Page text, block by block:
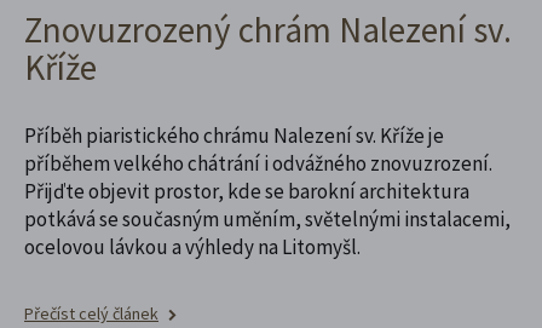
Znovuzrozený chrám Nalezení sv.
Kříže
Příběh piaristického chrámu Nalezení sv. Kříže je
příběhem velkého chátrání i odvážného znovuzrození.
Přijďte objevit prostor, kde se barokní architektura
potkává se současným uměním, světelnými instalacemi,
ocelovou lávkou a výhledy na Litomyšl.
Přečíst celý článek